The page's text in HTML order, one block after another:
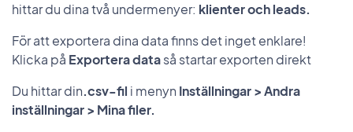
hittar du dina två undermenyer: klienter och leads.
För att exportera dina data finns det inget enklare!
Klicka på Exportera dataså startar exporten direkt
Du hittar din.csv-fil i menyn Inställningar > Andra
inställningar > Mina filer.